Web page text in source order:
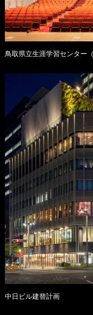
鳥取県立生涯学習センター
中日ビル建替計画